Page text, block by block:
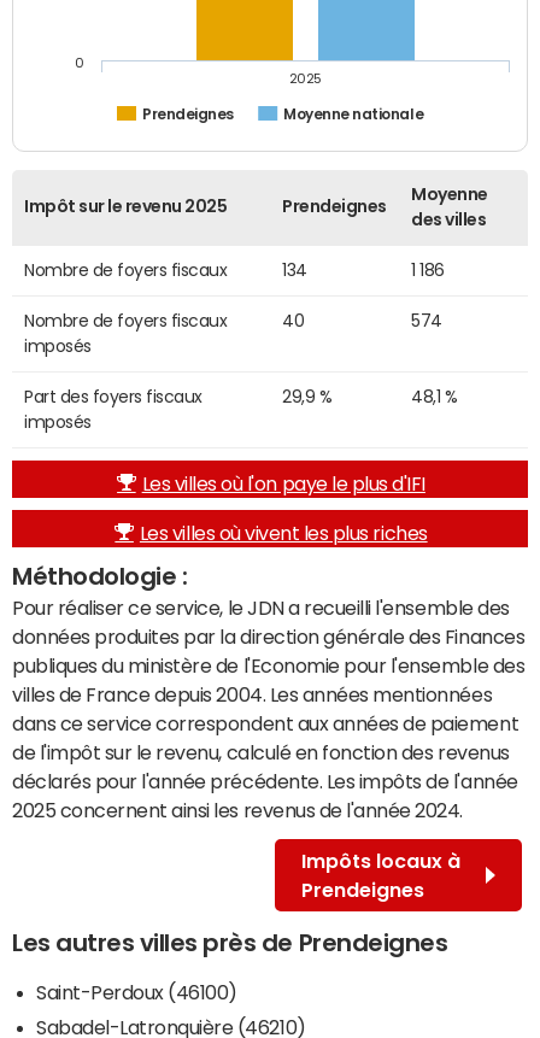
Prendeignes Moyenne nationale
2025
0
Impôt sur le revenu 2025 Prendeignes
Moyenne
des villes
Nombre de foyers fiscaux 134 1 186
Nombre de foyers fiscaux
imposés
40 574
Part des foyers fiscaux
imposés
29,9 % 48,1 %
Les villes où l'on paye le plus d'IFI
Les villes où vivent les plus riches
Méthodologie :
Pour réaliser ce service, le JDN a recueilli l'ensemble des
données produites par la direction générale des Finances
publiques du ministère de l'Economie pour l'ensemble des
villes de France depuis 2004. Les années mentionnées
dans ce service correspondent aux années de paiement
de l'impôt sur le revenu, calculé en fonction des revenus
déclarés pour l'année précédente. Les impôts de l'année
2025 concernent ainsi les revenus de l'année 2024.
Impôts locaux à
Prendeignes
Les autres villes près de Prendeignes
Saint-Perdoux (46100)
Sabadel-Latronquière (46210)